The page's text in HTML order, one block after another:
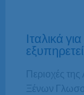
Ιταλικά
Περιοχές
Ξένων